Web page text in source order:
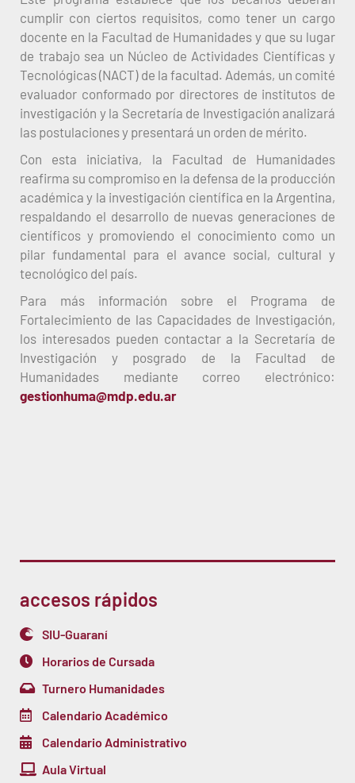
cumplir con ciertos requisitos, como tener un cargo
docente en la Facultad de Humanidades y que su lugar
de trabajo sea un Núcleo de Actividades Científicas y
Tecnológicas (NACT) de la facultad. Además, un comité
evaluador conformado por directores de institutos de
investigación y la Secretaría de Investigación analizará
las postulaciones y presentará un orden de mérito.
Con esta iniciativa, la Facultad de Humanidades
reafirma su compromiso en la defensa de la producción
académica y la investigación científica en la Argentina,
respaldando el desarrollo de nuevas generaciones de
científicos y promoviendo el conocimiento como un
pilar fundamental para el avance social, cultural y
tecnológico del país.
Para más información sobre el Programa de
Fortalecimiento de las Capacidades de Investigación,
los interesados pueden contactar a la Secretaría de
Investigación y posgrado de la Facultad de
Humanidades mediante correo electrónico:
gestionhuma@mdp.edu.ar
accesos rápidos
SIU-Guaraní
Horarios de Cursada
Turnero Humanidades
Calendario Académico
Calendario Administrativo
Aula Virtual